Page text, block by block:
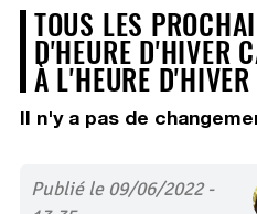
TOUS LES
D'HEURE D'HIVER
À L'HEURE
Il n'y a pas de
Publié le 09/06/2022 -